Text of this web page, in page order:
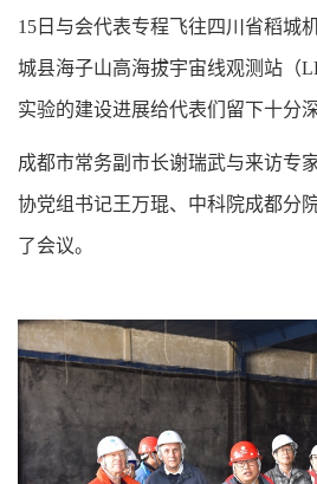
15日与会代表专程飞往四川省稻城
城县海子山高海拔宇宙线观测站（
实验的建设进展给代表们留下十分
成都市常务副市长谢瑞武与来访专
协党组书记王万琨、中科院成都分
了会议。